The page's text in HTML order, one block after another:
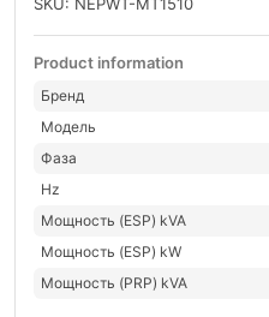
Product information
Бренд
Модель
Фаза
Hz
Мощность (ESP) kVA
Мощность (ESP) kW
Мощность (PRP) kVA